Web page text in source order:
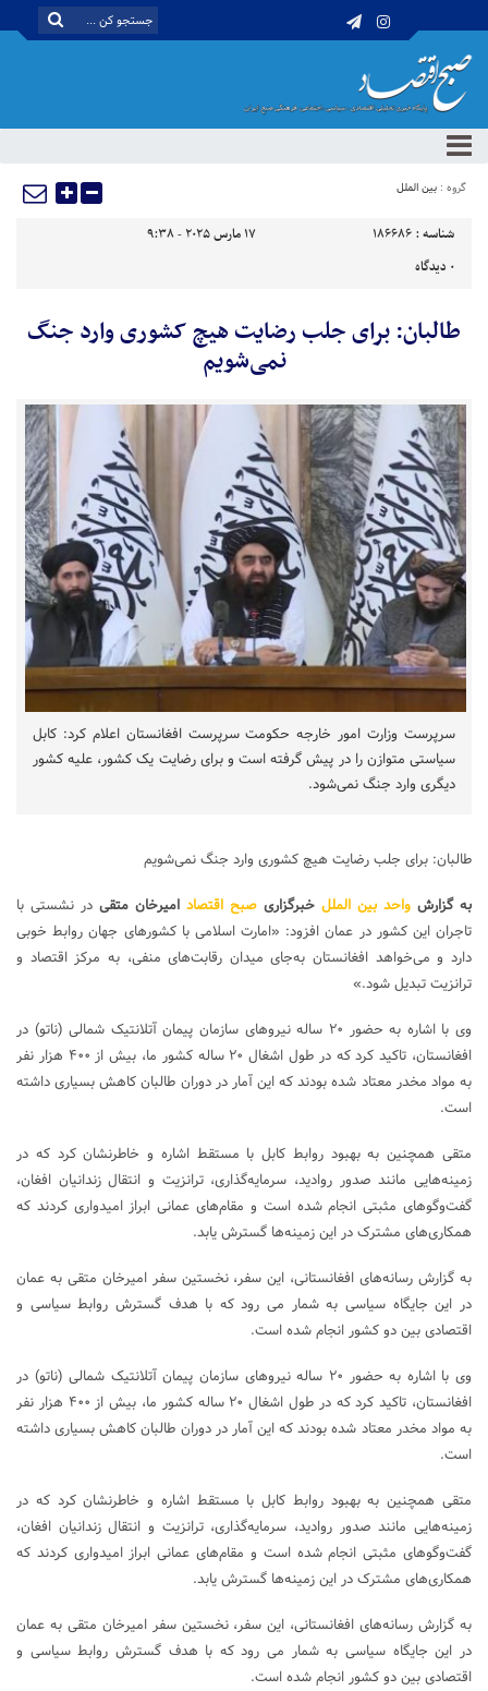
گروه : بین الملل
شناسه : 186686
17 مارس 2025 - 9:38
0 دیدگاه
طالبان: برای جلب رضایت هیچ کشوری وارد جنگ
نمی‌شویم
سرپرست وزارت امور خارجه حکومت سرپرست افغانستان اعلام کرد: کابل
سیاستی متوازن را در پیش گرفته است و برای رضایت یک کشور، علیه کشور
دیگری وارد جنگ نمی‌شود.
طالبان: برای جلب رضایت هیچ کشوری وارد جنگ نمی‌شویم
به گزارش واحد بین الملل خبرگزاری صبح اقتصاد امیرخان متقی در نشستی با
تاجران این کشور در عمان افزود: «امارت اسلامی با کشورهای جهان روابط خوبی
دارد و می‌خواهد افغانستان به‌جای میدان رقابت‌های منفی، به مرکز اقتصاد و
ترانزیت تبدیل شود.»
وی با اشاره به حضور ۲۰ ساله نیروهای سازمان پیمان آتلانتیک شمالی (ناتو) در
افغانستان، تاکید کرد که در طول اشغال ۲۰ ساله کشور ما، بیش از ۴۰۰ هزار نفر
به مواد مخدر معتاد شده بودند که این آمار در دوران طالبان کاهش بسیاری داشته
است.
متقی همچنین به بهبود روابط کابل با مستقط اشاره و خاطرنشان کرد که در
زمینه‌هایی مانند صدور روادید، سرمایه‌گذاری، ترانزیت و انتقال زندانیان افغان،
گفت‌وگوهای مثبتی انجام شده است و مقام‌های عمانی ابراز امیدواری کردند که
همکاری‌های مشترک در این زمینه‌ها گسترش یابد.
به گزارش رسانه‌های افغانستانی، این سفر، نخستین سفر امیرخان متقی به عمان
در این جایگاه سیاسی به شمار می رود که با هدف گسترش روابط سیاسی و
اقتصادی بین دو کشور انجام شده است.
وی با اشاره به حضور ۲۰ ساله نیروهای سازمان پیمان آتلانتیک شمالی (ناتو) در
افغانستان، تاکید کرد که در طول اشغال ۲۰ ساله کشور ما، بیش از ۴۰۰ هزار نفر
به مواد مخدر معتاد شده بودند که این آمار در دوران طالبان کاهش بسیاری داشته
است.
متقی همچنین به بهبود روابط کابل با مستقط اشاره و خاطرنشان کرد که در
زمینه‌هایی مانند صدور روادید، سرمایه‌گذاری، ترانزیت و انتقال زندانیان افغان،
گفت‌وگوهای مثبتی انجام شده است و مقام‌های عمانی ابراز امیدواری کردند که
همکاری‌های مشترک در این زمینه‌ها گسترش یابد.
به گزارش رسانه‌های افغانستانی، این سفر، نخستین سفر امیرخان متقی به عمان
در این جایگاه سیاسی به شمار می رود که با هدف گسترش روابط سیاسی و
اقتصادی بین دو کشور انجام شده است.